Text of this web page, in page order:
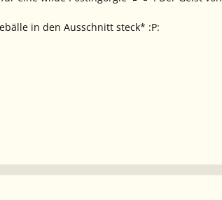
in den Ausschnitt steck* :P: